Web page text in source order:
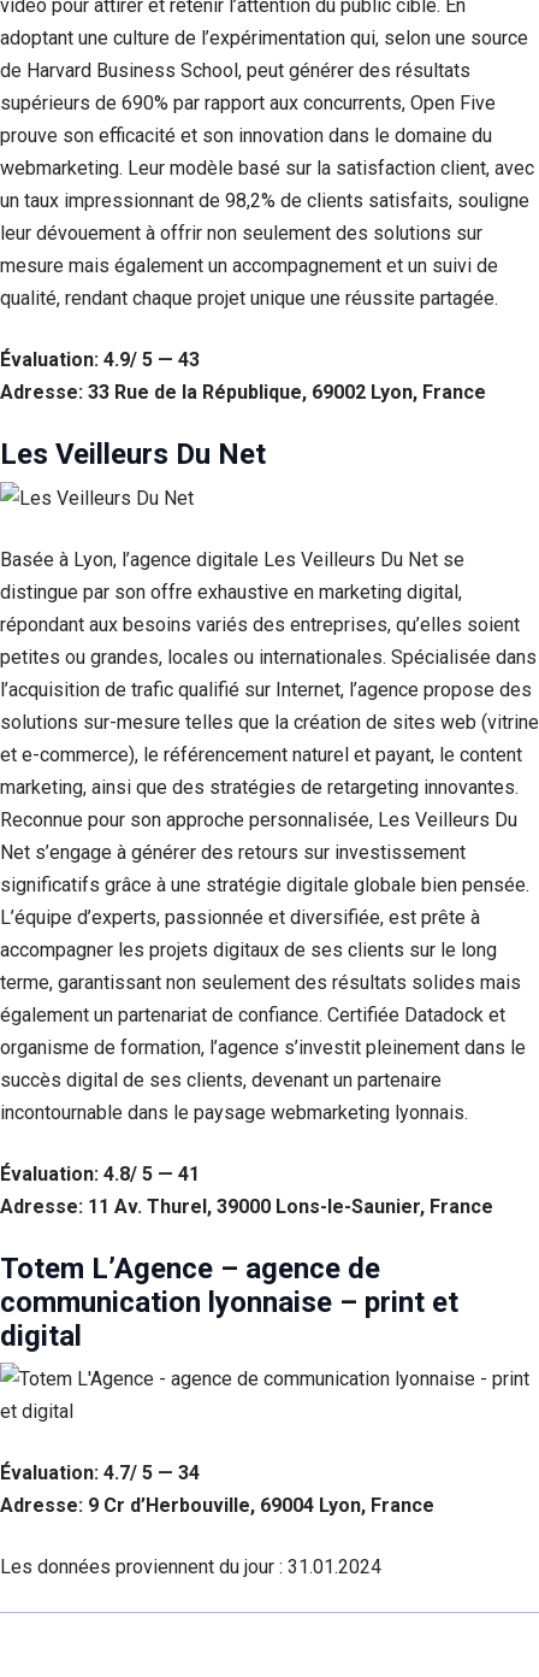
vidéo pour attirer et retenir l’attention du public cible. En
adoptant une culture de l’expérimentation qui, selon une source
de Harvard Business School, peut générer des résultats
supérieurs de 690% par rapport aux concurrents, Open Five
prouve son efficacité et son innovation dans le domaine du
webmarketing. Leur modèle basé sur la satisfaction client, avec
un taux impressionnant de 98,2% de clients satisfaits, souligne
leur dévouement à offrir non seulement des solutions sur
mesure mais également un accompagnement et un suivi de
qualité, rendant chaque projet unique une réussite partagée.
Évaluation: 4.9/ 5 — 43
Adresse: 33 Rue de la République, 69002 Lyon, France
Les Veilleurs Du Net
Basée à Lyon, l’agence digitale Les Veilleurs Du Net se
distingue par son offre exhaustive en marketing digital,
répondant aux besoins variés des entreprises, qu’elles soient
petites ou grandes, locales ou internationales. Spécialisée dans
l’acquisition de trafic qualifié sur Internet, l’agence propose des
solutions sur-mesure telles que la création de sites web (vitrine
et e-commerce), le référencement naturel et payant, le content
marketing, ainsi que des stratégies de retargeting innovantes.
Reconnue pour son approche personnalisée, Les Veilleurs Du
Net s’engage à générer des retours sur investissement
significatifs grâce à une stratégie digitale globale bien pensée.
L’équipe d’experts, passionnée et diversifiée, est prête à
accompagner les projets digitaux de ses clients sur le long
terme, garantissant non seulement des résultats solides mais
également un partenariat de confiance. Certifiée Datadock et
organisme de formation, l’agence s’investit pleinement dans le
succès digital de ses clients, devenant un partenaire
incontournable dans le paysage webmarketing lyonnais.
Évaluation: 4.8/ 5 — 41
Adresse: 11 Av. Thurel, 39000 Lons-le-Saunier, France
Totem L’Agence – agence de
communication lyonnaise – print et
digital
Évaluation: 4.7/ 5 — 34
Adresse: 9 Cr d’Herbouville, 69004 Lyon, France
Les données proviennent du jour : 31.01.2024